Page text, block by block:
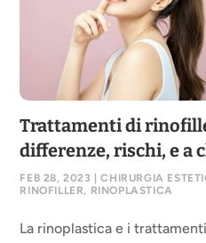
Trattamenti di
differenze, rischi, e a
FEB 28, 2023 |CHIRURGIA
RINOFILLER, RINOPLASTICA
La rinoplastica e i